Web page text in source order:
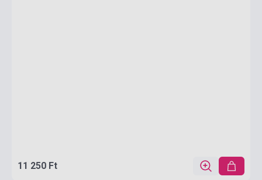
11 250 Ft